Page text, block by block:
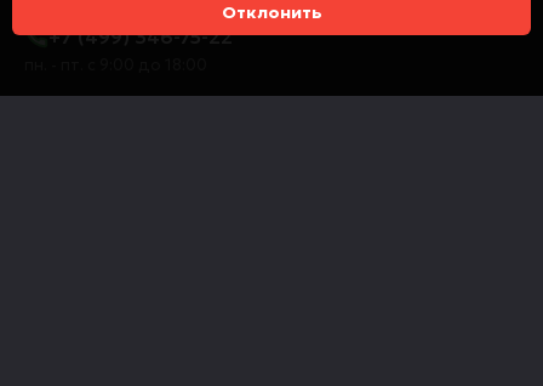
+7 (499) 346-75-22
Отклонить